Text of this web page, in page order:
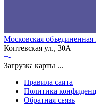
Московская
Коптевская ул., 30А
+-
Загрузка карты ...
Правила сайта
Политика
Обратная связь